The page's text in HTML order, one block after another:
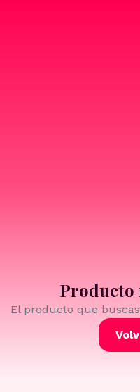
Producto
El producto que